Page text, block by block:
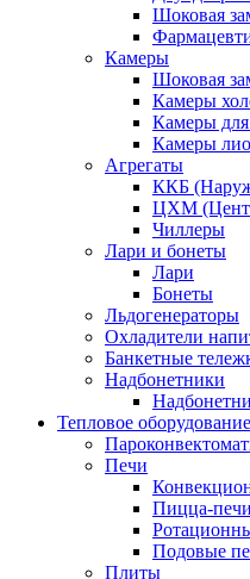
Шоковая
Камеры
Шоковая
Камеры
Камеры
Камеры
Агрегаты
ККБ
ЦХМ
Чиллеры
Лари и бонеты
Лари
Бонеты
Льдогенераторы
Охладители
Банкетные
Надбонетники
Тепловое оборудование
Печи
Пицца-
Подовые
Плиты